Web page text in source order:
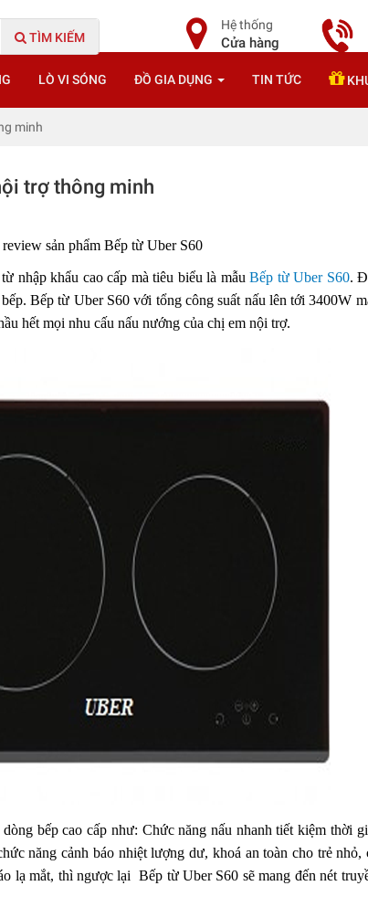
TÌM KIẾM
Hệ thống
Cửa hàng
LÒ VI SÓNG ĐỒ GIA DỤNG TIN TỨC
minh
trợ thông minh
sản phẩm Bếp từ Uber S60
nhập khẩu cao cấp mà tiêu biểu là mẫu Bếp từ Uber S60.
bếp.Bếp từ Uber S60với tổng công suất nấu lên tới 3400W
hết mọi nhu cấu nấu nướng của chị em nội trợ.
bếp cao cấp như: Chức năng nấu nhanh tiết kiệm thời
năng cảnh báo nhiệt lượng dư, khoá an toàn cho trẻ
lạ mắt, thì ngược lạiBếp từ Uber S60 sẽ mang đến nét